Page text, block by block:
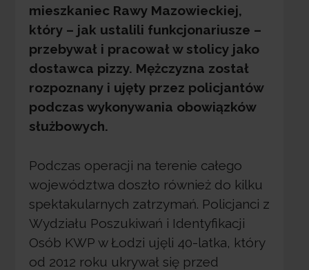
mieszkaniec Rawy Mazowieckiej,
który – jak ustalili funkcjonariusze –
przebywał i pracował w stolicy jako
dostawca pizzy. Mężczyzna został
rozpoznany i ujęty przez policjantów
podczas wykonywania obowiązków
służbowych.
Podczas operacji na terenie całego
województwa doszło również do kilku
spektakularnych zatrzymań. Policjanci z
Wydziału Poszukiwań i Identyfikacji
Osób KWP w Łodzi ujęli 40-latka, który
od 2012 roku ukrywał się przed